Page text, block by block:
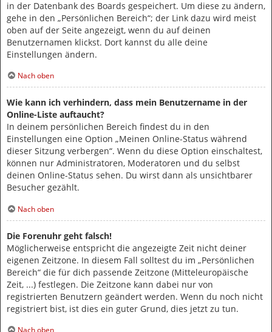
in der Datenbank des Boards gespeichert. Um diese zu ändern,
gehe in den „Persönlichen Bereich“; der Link dazu wird meist
oben auf der Seite angezeigt, wenn du auf deinen
Benutzernamen klickst. Dort kannst du alle deine
Einstellungen ändern.
Nach oben
Wie kann ich verhindern, dass mein Benutzername in der
Online-Liste auftaucht?
In deinem persönlichen Bereich findest du in den
Einstellungen eine Option „Meinen Online-Status während
dieser Sitzung verbergen“. Wenn du diese Option einschaltest,
können nur Administratoren, Moderatoren und du selbst
deinen Online-Status sehen. Du wirst dann als unsichtbarer
Besucher gezählt.
Nach oben
Die Forenuhr geht falsch!
Möglicherweise entspricht die angezeigte Zeit nicht deiner
eigenen Zeitzone. In diesem Fall solltest du im „Persönlichen
Bereich“ die für dich passende Zeitzone (Mitteleuropäische
Zeit, ...) festlegen. Die Zeitzone kann dabei nur von
registrierten Benutzern geändert werden. Wenn du noch nicht
registriert bist, ist dies ein guter Grund, dies jetzt zu tun.